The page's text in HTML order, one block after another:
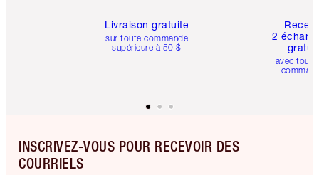
Livraison gratuite
sur toute commande
supérieure à 50 $
2
avec
INSCRIVEZ-VOUS POUR RECEVOIR DES
COURRIELS